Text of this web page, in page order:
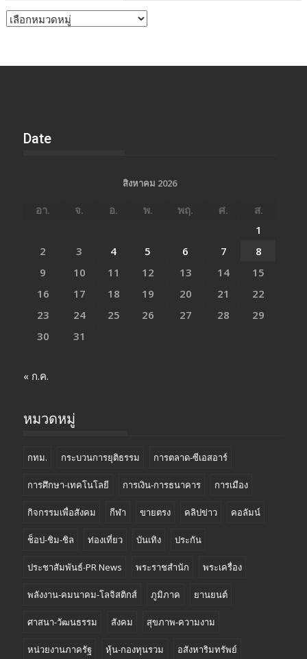
หัวข้อ
Date
สิงหาคม 2026
อา. จ. อ. พ. พฤ. ศ.
ส.
1
2
3 4 5 6 7
8
9
10 11 12 13 14
15
16
17 18 19 20 21
22
23
24 25 26 27 28
29
30
31
« ก.ค.
หมวดหมู่
กทม. กระบวนการยุติธรรม การตลาด-ซีเอสอาร์
การศึกษา-เทคโนโลยี การเงิน-การธนาคาร การเมือง
กิจกรรมเพื่อสังคม กีฬา ขายตรง คลิปข่าว คอลัมน์
ช็อป-ชิม-ชิล ท่องเที่ยว บันเทิง ประกัน
ประชาสัมพันธ์-PR News พระราชสำนัก พระเครื่อง
พลังงาน-คมนาคม-โลจิสติกส์ ภูมิภาค ยานยนต์
ศาสนา-วัฒนธรรม สังคม สุขภาพ-ความงาม
หน่วยงานภาครัฐ หุ้น-กองทุนรวม อสังหาริมทรัพย์